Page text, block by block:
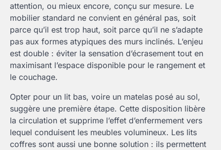
attention, ou mieux encore, conçu sur mesure. Le
mobilier standard ne convient en général pas, soit
parce qu’il est trop haut, soit parce qu’il ne s’adapte
pas aux formes atypiques des murs inclinés. L’enjeu
est double : éviter la sensation d’écrasement tout en
maximisant l’espace disponible pour le rangement et
le couchage.
Opter pour un lit bas, voire un matelas posé au sol,
suggère une première étape. Cette disposition libère
la circulation et supprime l’effet d’enfermement vers
lequel conduisent les meubles volumineux. Les lits
coffres sont aussi une bonne solution : ils permettent